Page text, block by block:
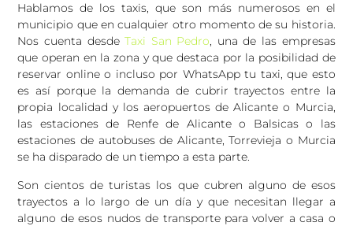
Hablamos de los taxis, que son más numerosos en el
municipio que en cualquier otro momento de su historia.
Nos cuenta desdeTaxi San Pedro, una de las empresas
que operan en la zona y que destaca por la posibilidad de
reservar online o incluso por WhatsApp tu taxi, que esto
es así porque la demanda de cubrir trayectos entre la
propia localidad y los aeropuertos de Alicante o Murcia,
las estaciones de Renfe de Alicante o Balsicas o las
estaciones de autobuses de Alicante, Torrevieja o Murcia
se ha disparado de un tiempo a esta parte.
Son cientos de turistas los que cubren alguno de esos
trayectos a lo largo de un día y que necesitan llegar a
alguno de esos nudos de transporte para volver a casa o